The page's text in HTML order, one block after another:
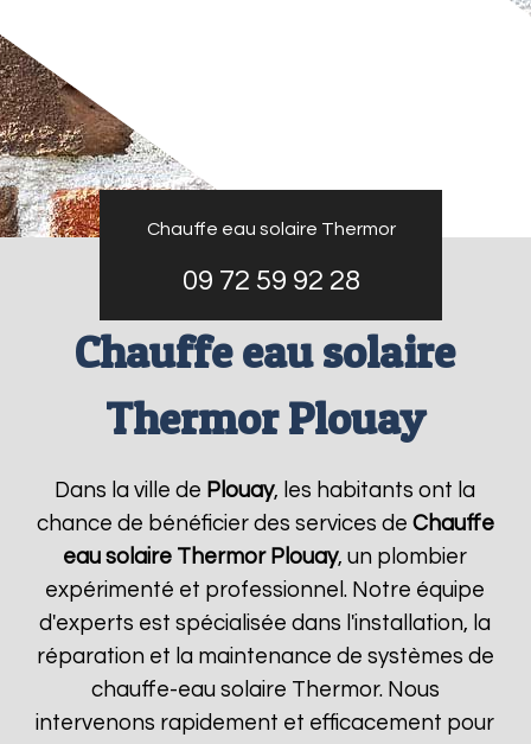
Chauffe eau solaire Thermor
09 72 59 92 28
Chauffe eau solaire
Thermor Plouay
Dans la ville de Plouay, les habitants ont la
chance de bénéficier des services de Chauffe
eau solaire Thermor Plouay, un plombier
expérimenté et professionnel. Notre équipe
d'experts est spécialisée dans l'installation, la
réparation et la maintenance de systèmes de
chauffe-eau solaire Thermor. Nous
intervenons rapidement et efficacement pour